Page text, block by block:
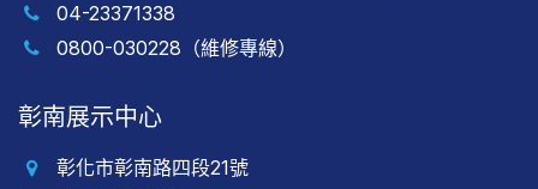
04-23371338
0800-030228（維修專線）
彰南展示中心
彰化市彰南路四段21號